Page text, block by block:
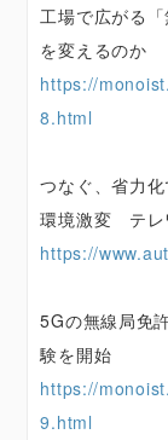
工場で広がる
を変えるのか
https://
8.html
つなぐ、省力
環境激変 テレ
https://
5Gの無線局免
験を開始
https://
9.html